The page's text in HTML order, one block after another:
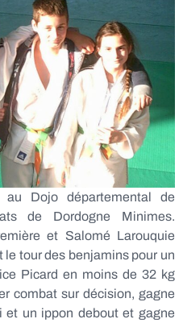
Dojo départemental de
de Dordogne Minimes.
et Salomé Larouquie
le tour des benjamins pour un
Picard en moins de 32 kg
combat sur décision, gagne
et un ippon debout et gagne